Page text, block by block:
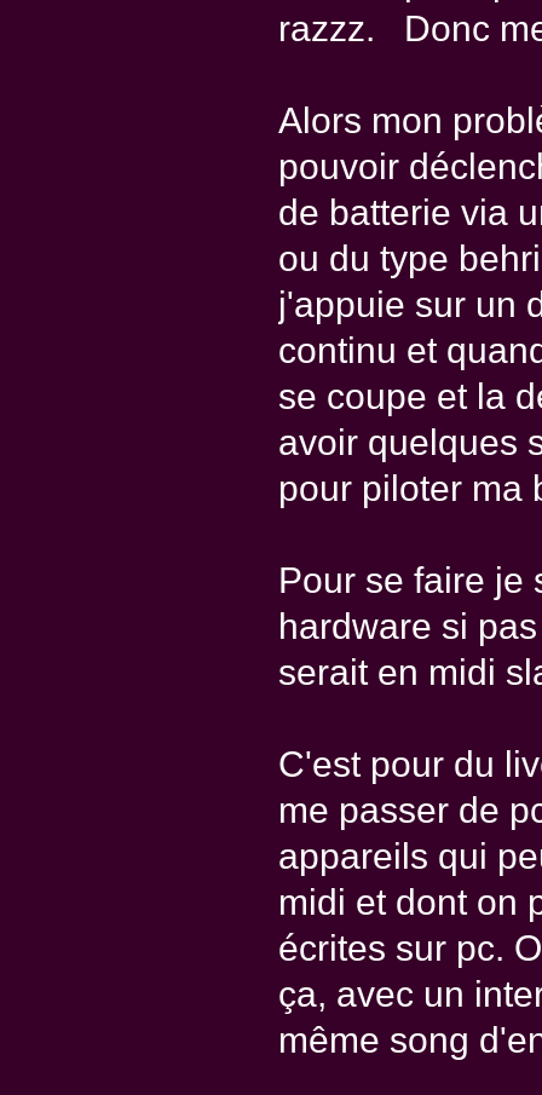
razzz. Donc
Alors mon
pouvoir
de batterie via
ou du type
j'appuie sur un
continu et
se coupe et la
avoir quelques
pour piloter ma
Pour se faire je
hardware si
serait en midi
C'est pour du
me passer de
appareils qui
midi et dont on
écrites sur pc.
ça, avec un
même song